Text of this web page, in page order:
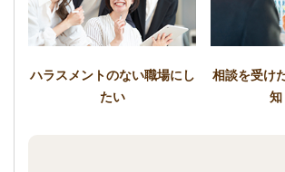
ハラスメントのない職場にし
たい
相談を受け
知